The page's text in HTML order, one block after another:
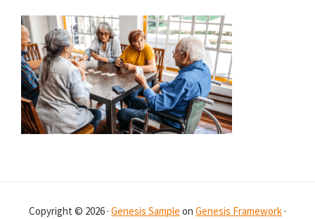
Copyright © 2026 · Genesis Sample on Genesis Framework ·